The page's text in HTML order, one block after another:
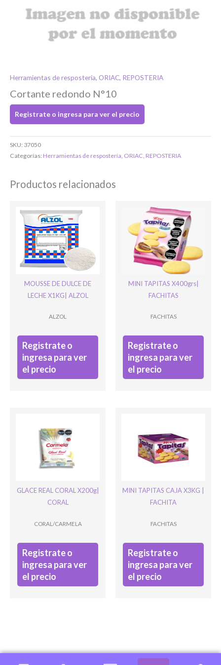
Herramientas de respostería, ORIAC, REPOSTERIA
Cortante redondo N°10
Registrate o ingresa para ver el precio
SKU: 37050
Categorías: Herramientas de respostería ORIAC REPOSTERIA
Productos relacionados
MOUSSE DE DULCE DE
LECHE X1KG| ALZOL
ALZOL
Registrate o
ingresa para ver
el precio
MINI TAPITAS X400grs|
FACHITAS
FACHITAS
Registrate o
ingresa para ver
el precio
GLACE REAL CORAL X200g|
CORAL
CORAL/CARMELA
Registrate o
ingresa para ver
el precio
MINI TAPITAS CAJA X3KG |
FACHITA
FACHITAS
Registrate o
ingresa para ver
el precio
Si tenés cuenta...
Bienvenido/a